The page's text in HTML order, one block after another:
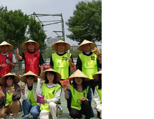
Macetas de acero inoxidable